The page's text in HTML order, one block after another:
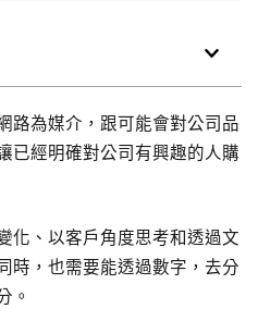
路為媒介，跟可能會對公司品
已經明確對公司有興趣的人購
化、以客戶角度思考和透過文
時，也需要能透過數字，去分
。